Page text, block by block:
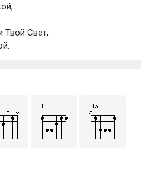
Твой Свет,